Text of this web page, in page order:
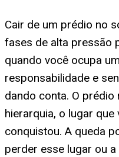
Cair de um prédio no
fases de alta pressão
quando você ocupa
responsabilidade e
dando conta. O
hierarquia, o lugar
conquistou. A queda
perder esse lugar ou